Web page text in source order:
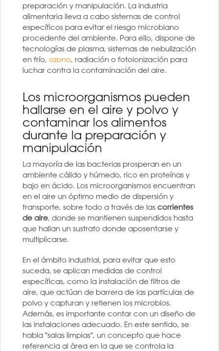
preparación y manipulación. La industria
alimentaria lleva a cabo sistemas de control
específicos para evitar el riesgo microbiano
procedente del ambiente. Para ello, dispone de
tecnologías de plasma, sistemas de nebulización
en frío, ozono, radiación o fotoionización para
luchar contra la contaminación del aire.
Los microorganismos pueden
hallarse en el aire y polvo y
contaminar los alimentos
durante la preparación y
manipulación
La mayoría de las bacterias prosperan en un
ambiente cálido y húmedo, rico en proteínas y
bajo en ácido. Los microorganismos encuentran
en el aire un óptimo medio de dispersión y
transporte, sobre todo a través de las corrientes
de aire, donde se mantienen suspendidos hasta
que hallan un sustrato donde aposentarse y
multiplicarse.
En el ámbito industrial, para evitar que esto
suceda, se aplican medidas de control
específicas, como la instalación de filtros de
aire, que actúan de barrera de las partículas de
polvo y capturan y retienen los microbios.
Además, es importante contar con un diseño de
las instalaciones adecuado. En este sentido, se
habla "salas limpias", un concepto que hace
referencia al área en la que se controla la